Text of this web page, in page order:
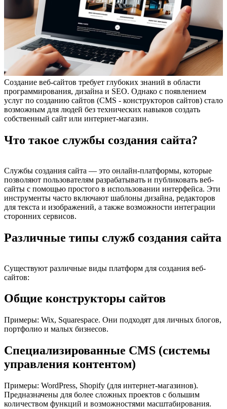
Создание веб-сайтов требует глубоких знаний в области
программирования, дизайна и SEO. Однако с появлением
услуг по созданию сайтов (CMS - конструкторов сайтов) стало
возможным для людей без технических навыков создать
собственный сайт или интернет-магазин.
Что такое службы создания сайта?
Службы создания сайта — это онлайн-платформы, которые
позволяют пользователям разрабатывать и публиковать веб-
сайты с помощью простого в использовании интерфейса. Эти
инструменты часто включают шаблоны дизайна, редакторов
для текста и изображений, а также возможности интеграции
сторонних сервисов.
Различные типы служб создания сайта
Существуют различные виды платформ для создания веб-
сайтов:
Общие конструкторы сайтов
Примеры: Wix, Squarespace. Они подходят для личных блогов,
портфолио и малых бизнесов.
Специализированные CMS (системы
управления контентом)
Примеры: WordPress, Shopify (для интернет-магазинов).
Предназначены для более сложных проектов с большим
количеством функций и возможностями масштабирования.